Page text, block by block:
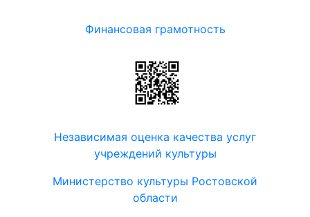
Финансовая грамотность
Независимая оценка качества услуг
учреждений культуры
Министерство культуры Ростовской
области